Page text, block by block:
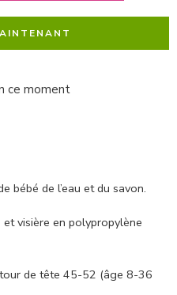
ce moment
bébé de l’eau et du savon.
visière en polypropylène
de tête 45-52 (âge 8-36